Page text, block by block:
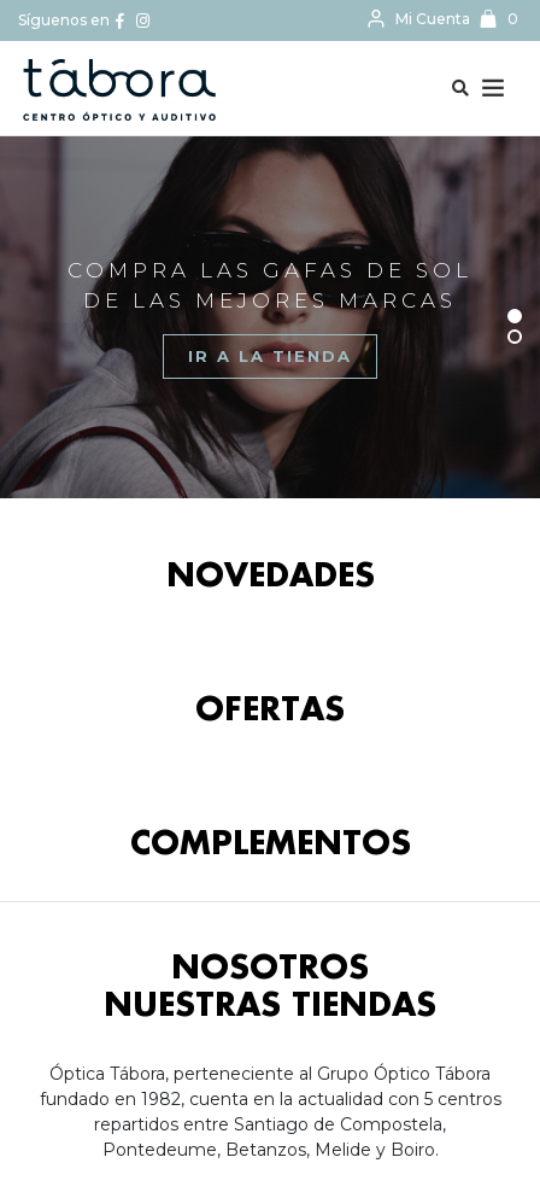
Síguenos en Mi Cuenta 0
COMPRA LAS GAFAS DE SOL
DE LAS MEJORES MARCAS
IR A LA TIENDA
NOVEDADES
OFERTAS
COMPLEMENTOS
NOSOTROS
NUESTRAS TIENDAS
Óptica Tábora, perteneciente al Grupo Óptico Tábora
fundado en 1982, cuenta en la actualidad con 5 centros
repartidos entre Santiago de Compostela,
Pontedeume, Betanzos, Melide y Boiro.